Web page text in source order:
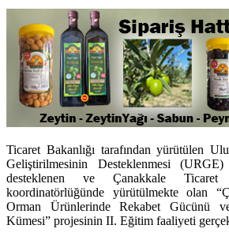
Ticaret Bakanlığı tarafından yürütülen
Geliştirilmesinin Desteklenmesi (URGE)
desteklenen ve Çanakkale
koordinatörlüğünde yürütülmekte olan
Orman Ürünlerinde Rekabet Gücünü
Kümesi” projesinin II. Eğitim faaliyeti